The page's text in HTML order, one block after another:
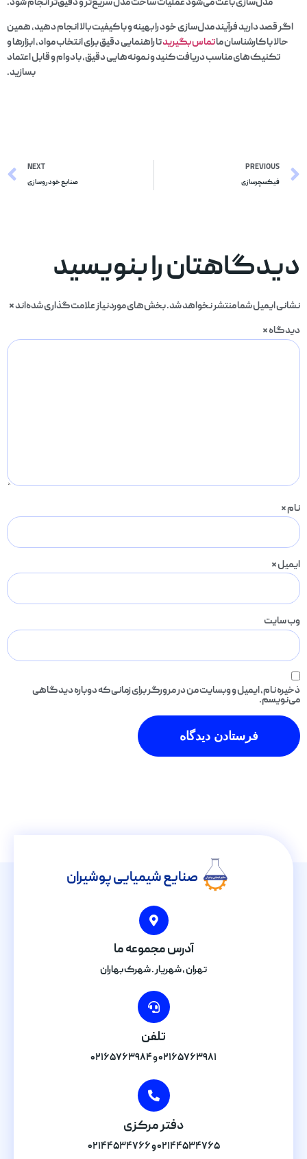
اگر قصد دارید فرآیند مدل‌سازی خود را بهینه و با کیفیت بالا انجام دهید، همین
حالا با کارشناسان ماتماسبگیریدتا راهنمایی دقیق برای انتخاب مواد، ابزارها و
تکنیک‌های مناسب دریافت کنید و نمونه‌هایی دقیق، بادوام و قابل اعتماد
بسازید.
PREVIOUS
فیکسچرسازی
NEXT
صنایع خودروسازی
دیدگاهتان را بنویسید
نشانی ایمیل شما منتشر نخواهد شد.بخش‌های موردنیاز علامت‌گذاری شده‌اند*
دیدگاه*
نام*
ایمیل*
وب‌ سایت
ذخیره نام، ایمیل و وبسایت من در مرورگر برای زمانی که دوباره دیدگاهی
می‌نویسم.
صنایع شیمیایی پوشیران
آدرس مجموعه ما
تهران , شهریار . شهرک بهاران
تلفن
۰۲۱۶۵۷۶۳۹۸۱ و ۰۲۱۶۵۷۶۳۹۸۴
دفتر مرکزی
۰۲۱۴۴۵۳۴۷۶۵ و ۰۲۱۴۴۵۳۴۷۶۶